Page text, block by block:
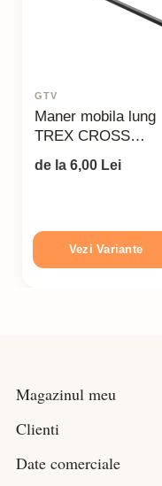
GTV
Maner mobila lung
TREX CROSS
1200mm negru mat
de la 6,00 Lei
Vezi Variante
Magazinul meu
Clienti
Date comerciale